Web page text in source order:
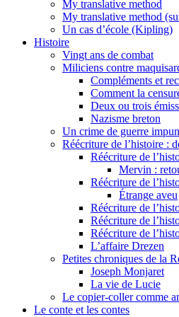
My translative method
My translative method
Un cas d’école (Kipling)
Histoire
Vingt ans de combat
Miliciens contre
Compléments et
Comment la
Deux ou trois
Nazisme breton
Un crime de guerre
Réécriture de l’histoire :
Réécriture de
Mervin :
Réécriture de
Étrange aveu
Réécriture de
Réécriture de
Réécriture de
L’affaire Drezen
Petites chroniques de la
Joseph Monjaret
La vie de Lucie
Le copier-coller comme
Le conte et les contes